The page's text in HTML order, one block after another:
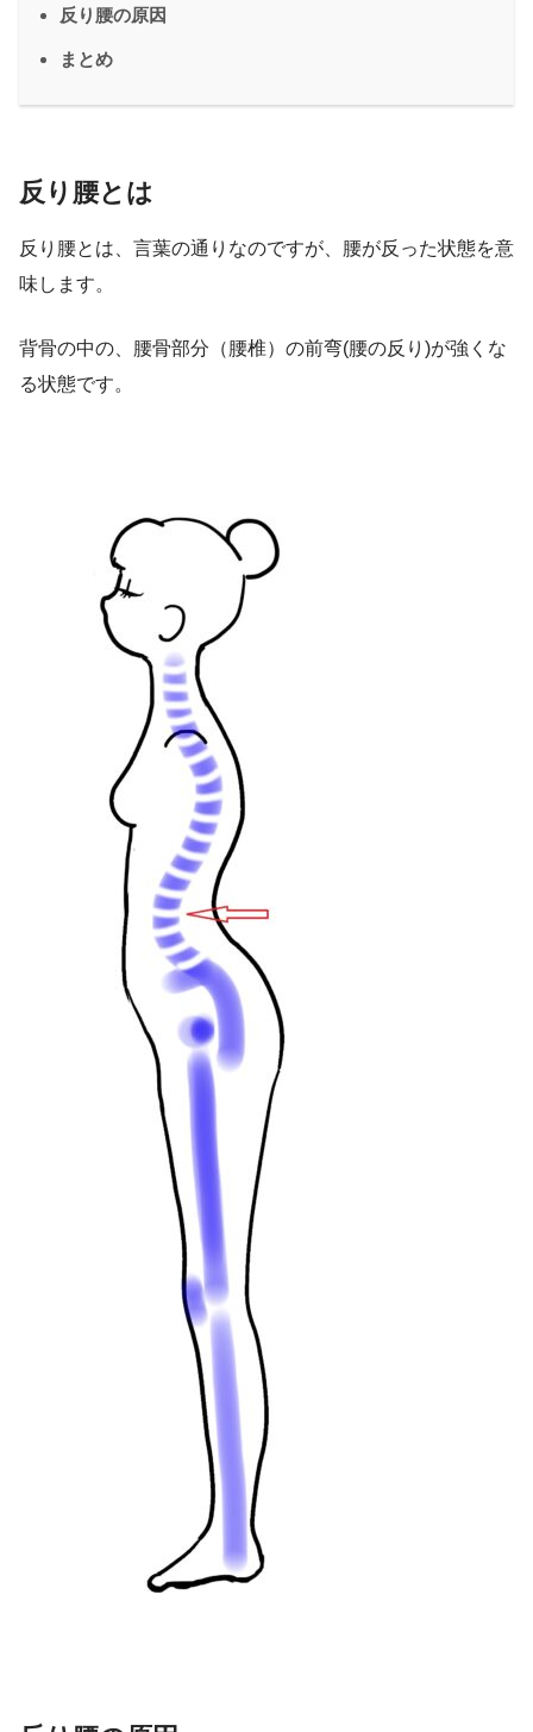
反り腰の原因
まとめ
反り腰とは
反り腰とは、言葉の通りなのですが、腰が反った状態を意
味します。
背骨の中の、腰骨部分（腰椎）の前弯(腰の反り)が強くな
る状態です。